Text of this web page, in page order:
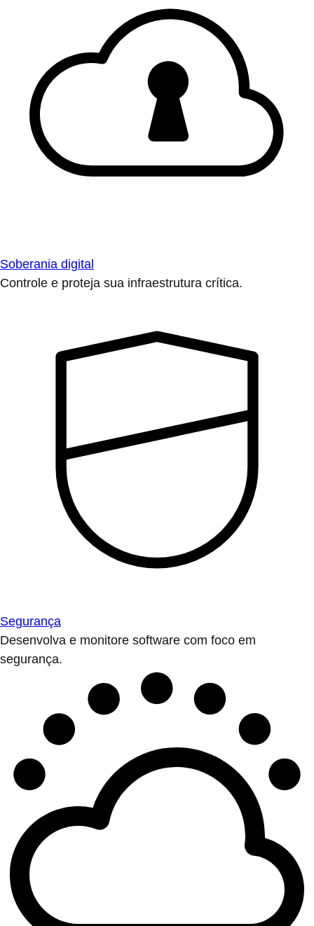
Soberania digital
Controle e proteja sua infraestrutura crítica.
Segurança
Desenvolva e monitore software com foco em
segurança.